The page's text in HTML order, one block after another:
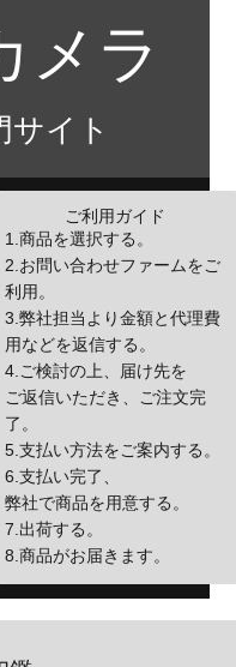
メラ
サイト
ご利用ガイド
1.商品を選択する。
2.お問い合わせファームをご
利用。
3.弊社担当より金額と代理費
用などを返信する。
4.ご検討の上、届け先を
ご返信いただき、ご注文完
了。
5.支払い方法をご案内する。
6.支払い完了、
弊社で商品を用意する。
7.出荷する。
8.商品がお届きます。